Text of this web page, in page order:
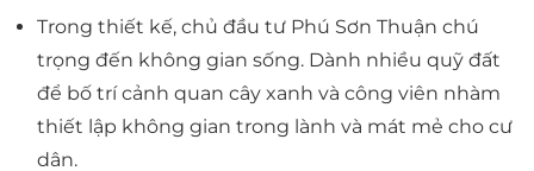
Trong thiết kế, chủ đầu tư Phú Sơn Thuận chú
trọng đến không gian sống. Dành nhiều quỹ đất
để bố trí cảnh quan cây xanh và công viên nhàm
thiết lập không gian trong lành và mát mẻ cho cư
dân.